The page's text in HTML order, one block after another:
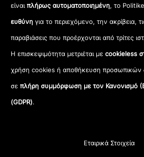
είναιπλήρως αυτοματοποιημένη, το
ευθύνη για το περιεχόμενο, την ακρίβεια,
παραβιάσεις που προέρχονται από τρίτες
Η επισκεψιμότητα μετριέται μεcookieless
χρήση cookies ή αποθήκευση προσωπικών
σεπλήρη συμμόρφωση με τον Κανονισμό
(GDPR).
Εταιρικά Στοιχεία